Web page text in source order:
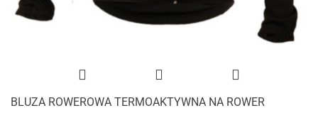
BLUZA ROWEROWA TERMOAKTYWNA NA ROWER